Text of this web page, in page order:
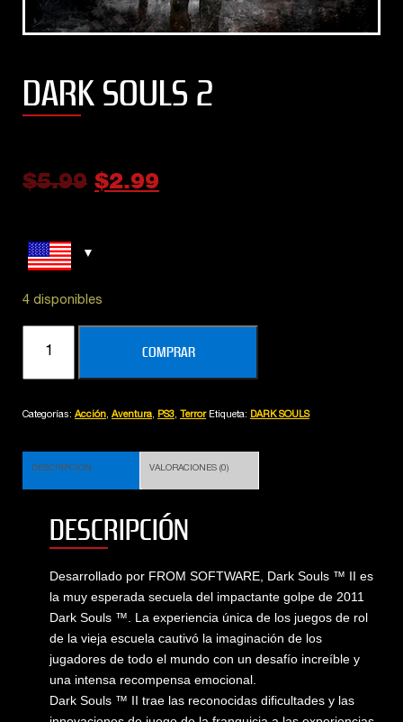
DARK SOULS 2
$5.99 $2.99
4 disponibles
SOULS
2
COMPRAR
Categorías: Acción, Aventura, PS3, Terror Etiqueta: DARK SOULS
DESCRIPCIÓN VALORACIONES (0)
DESCRIPCIÓN
Desarrollado por FROM SOFTWARE, Dark Souls ™ II es
la muy esperada secuela del impactante golpe de 2011
Dark Souls ™. La experiencia única de los juegos de rol
de la vieja escuela cautivó la imaginación de los
jugadores de todo el mundo con un desafío increíble y
una intensa recompensa emocional.
Dark Souls ™ II trae las reconocidas dificultades y las